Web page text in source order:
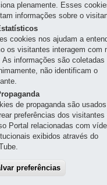
CORRUPÇÃO
DE ESTADO DA
80610-011-Curitiba
plenamente. Esses
informações sobre o
cookies nos ajudam a
os visitantes interagem com
As informações são coletadas
não identificam o
de propaganda são
preferências dos visitantes
Portal relacionadas com
exibidos através do
preferências